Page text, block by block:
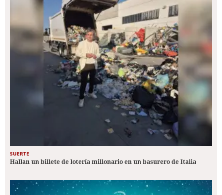
SUERTE
Hallan un billete de lotería millonario en un basurero de Italia